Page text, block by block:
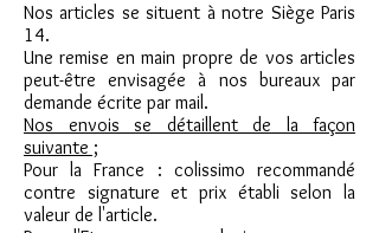
Nos articles se situent à notre Siège Paris
14.
Une remise en main propre de vos articles
peut-être envisagée à nos bureaux par
demande écrite par mail.
Nos envois se détaillent de la façon
suivante ;
Pour la France : colissimo recommandé
contre signature et prix établi selon la
valeur de l'article.